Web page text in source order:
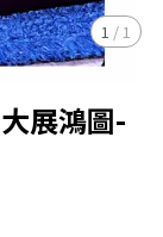
1 /1
展鴻圖-